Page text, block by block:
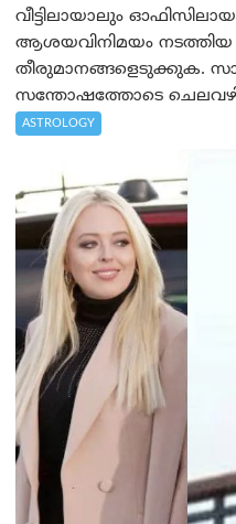
വീട്ടിലായാലും
ആശയവിനിമയം നടത്തിയ
തീരുമാനങ്ങളെടുക്കുക.
സന്തോഷത്തോടെ
ASTROLOGY